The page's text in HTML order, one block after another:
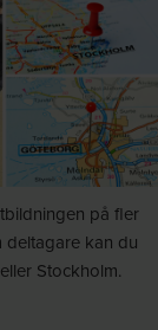
på fler
deltagare kan du
Stockholm.